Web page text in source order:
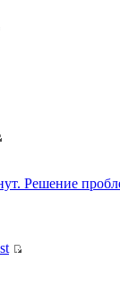
Решение